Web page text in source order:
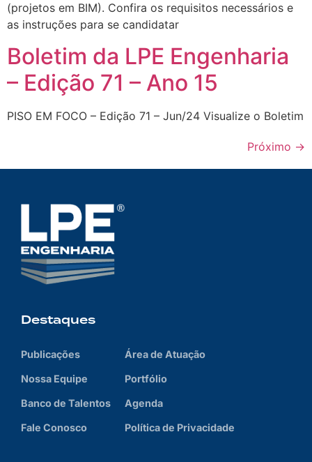
(projetos em BIM). Confira os requisitos necessários e
as instruções para se candidatar
Boletim da LPE Engenharia
– Edição 71 – Ano 15
PISO EM FOCO – Edição 71 – Jun/24 Visualize o Boletim
Próximo →
Destaques
Publicações
Nossa Equipe
Banco de Talentos
Fale Conosco
Área de Atuação
Portfólio
Agenda
Política de Privacidade